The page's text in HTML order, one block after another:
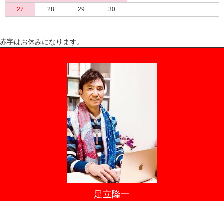
27
28 29 30
赤字はお休みになります。
足立隆一